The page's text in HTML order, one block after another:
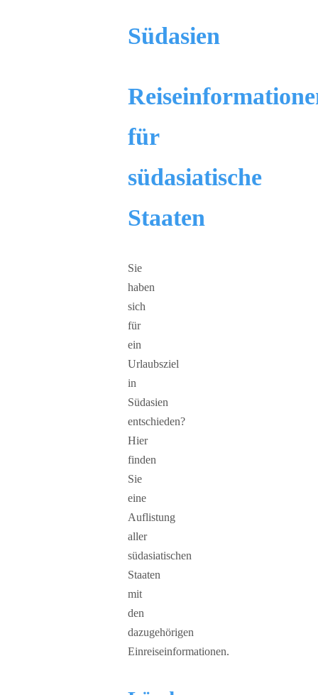
Südasien
für
südasiatische
Staaten
Sie
haben
sich
für
ein
Urlaubsziel
in
Südasien
entschieden?
Hier
finden
Sie
eine
Auflistung
aller
südasiatischen
Staaten
mit
den
dazugehörigen
Einreiseinformationen.